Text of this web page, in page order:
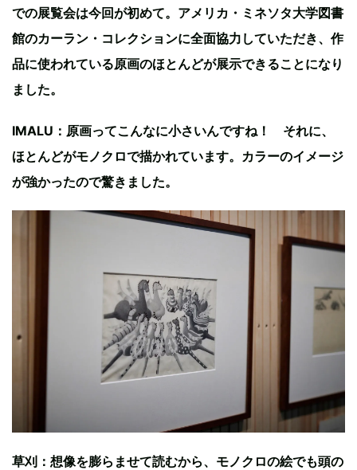
での展覧会は今回が初めて。アメリカ・ミネソタ大学図書
館のカーラン・コレクションに全面協力していただき、作
品に使われている原画のほとんどが展示できることになり
ました。
IMALU：原画ってこんなに小さいんですね！ それに、
ほとんどがモノクロで描かれています。カラーのイメージ
が強かったので驚きました。
草刈：想像を膨らませて読むから、モノクロの絵でも頭の